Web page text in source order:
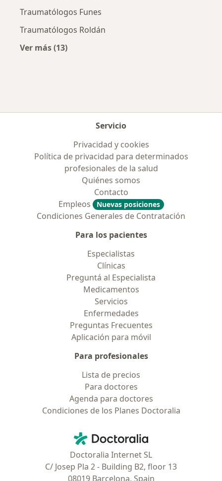
Traumatólogos Funes
Traumatólogos Roldán
Ver más (13)
Servicio
Privacidad y cookies
Política de privacidad para determinados
profesionales de la salud
Quiénes somos
Contacto
Empleos
Nuevas posiciones
Condiciones Generales de Contratación
Para los pacientes
Especialistas
Clínicas
Preguntá al Especialista
Medicamentos
Servicios
Enfermedades
Preguntas Frecuentes
Aplicación para móvil
Para profesionales
Lista de precios
Para doctores
Agenda para doctores
Condiciones de los Planes Doctoralia
Doctoralia - Página de inicio
Doctoralia Internet SL
C/ Josep Pla 2 - Building B2, floor 13
08019 Barcelona, Spain